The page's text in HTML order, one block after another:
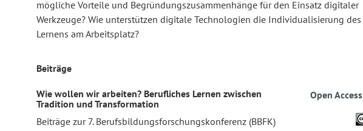
mögliche Vorteile und Begründungszusammenhänge für den Einsatz digitaler
Werkzeuge? Wie unterstützen digitale Technologien die Individualisierung des
Lernens am Arbeitsplatz?
Beiträge
Wie wollen wir arbeiten? Berufliches Lernen zwischen
Tradition und Transformation
Beiträge zur 7. Berufsbildungsforschungskonferenz (BBFK)
Open Access